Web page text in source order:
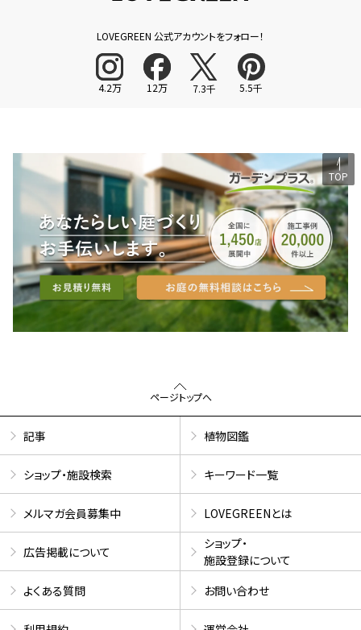
LOVEGREEN 公式アカウントをフォロー！
4.2万 12万 7.3千 5.5千
TOP
ページトップへ
記事 植物図鑑
ショップ・施設検索 キーワード一覧
メルマガ会員募集中 LOVEGREENとは
広告掲載について
ショップ・
施設登録について
よくある質問
お問い合わせ